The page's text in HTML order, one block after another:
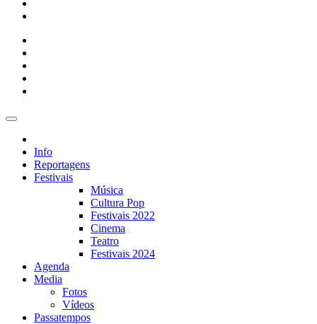
Info
Reportagens
Festivais
Música
Cultura Pop
Festivais 2022
Cinema
Teatro
Festivais 2024
Agenda
Media
Fotos
Vídeos
Passatempos